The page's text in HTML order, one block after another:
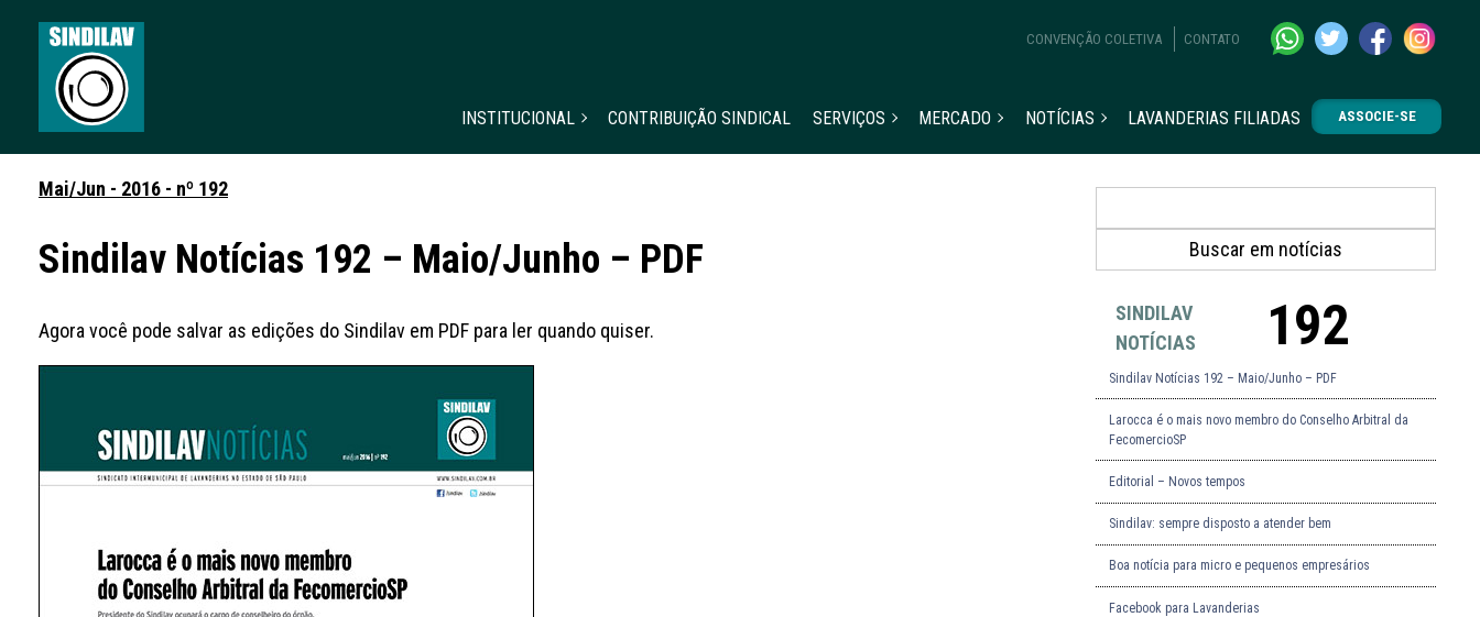
CONVENÇÃO COLETIVA CONTATO
INSTITUCIONAL CONTRIBUIÇÃO SINDICAL SERVIÇOS MERCADO NOTÍCIAS LAVANDERIAS FILIADAS ASSOCIE-SE
Mai/Jun - 2016 - nº 192
Sindilav Notícias 192 – Maio/Junho – PDF
Agora você pode salvar as edições do Sindilav em PDF para ler quando quiser.
SINDILAV
NOTÍCIAS
192
Sindilav Notícias 192 – Maio/Junho – PDF
Larocca é o mais novo membro do Conselho Arbitral da
FecomercioSP
Editorial – Novos tempos
Sindilav: sempre disposto a atender bem
Boa notícia para micro e pequenos empresários
Facebook para Lavanderias